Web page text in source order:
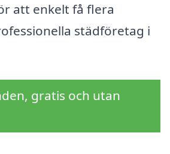
att enkelt få flera
städföretag i
gratis och utan